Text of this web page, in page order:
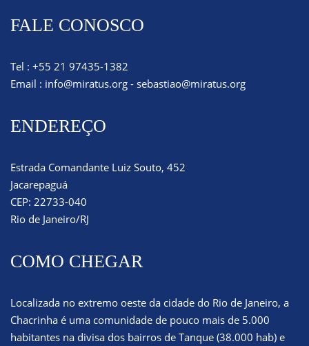
FALE CONOSCO
Tel : +55 21 97435-1382
Email : info@miratus.org - sebastiao@miratus.org
ENDEREÇO
Estrada Comandante Luiz Souto, 452
Jacarepaguá
CEP: 22733-040
Rio de Janeiro/RJ
COMO CHEGAR
Localizada no extremo oeste da cidade do Rio de Janeiro, a
Chacrinha é uma comunidade de pouco mais de 5.000
habitantes na divisa dos bairros de Tanque (38.000 hab) e